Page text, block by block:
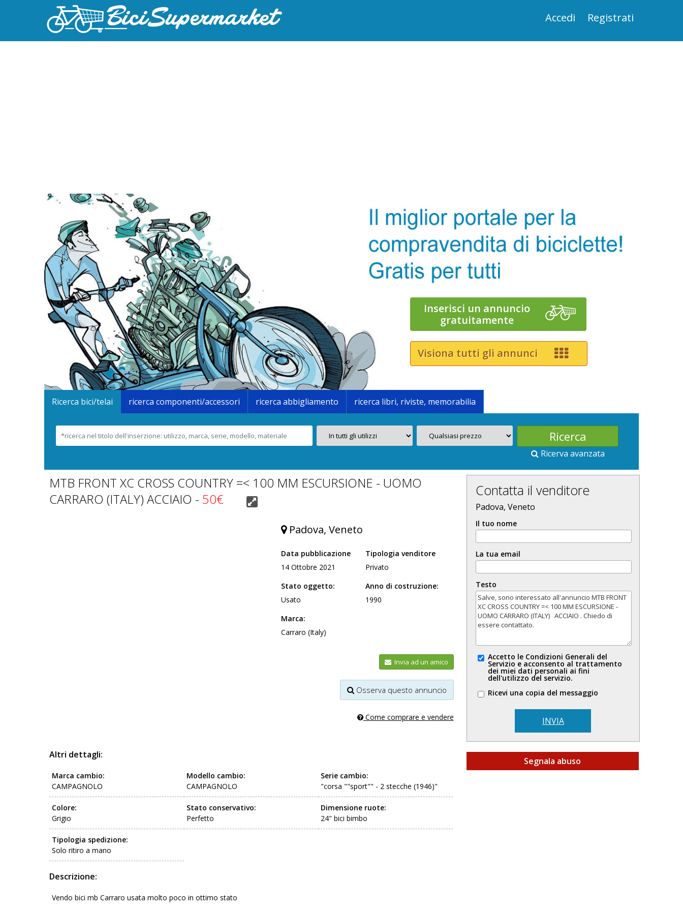
Accedi Registrati
Inserisci un annuncio
gratuitamente
Visiona tutti gli annunci
Ricerca bici/telai ricerca componenti/accessori ricerca abbigliamento ricerca libri, riviste, memorabilia
Ricerva avanzata
MTB FRONT XC CROSS COUNTRY =< 100 MM ESCURSIONE - UOMO
CARRARO (ITALY) ACCIAIO - 50€
Padova, Veneto
Data pubblicazione
14 Ottobre 2021
Tipologia venditore
Privato
Stato oggetto:
Usato
Anno di costruzione:
1990
Marca:
Carraro (Italy)
Invia ad un amico
Osserva questo annuncio
Come comprare e vendere
Altri dettagli:
Marca cambio:
CAMPAGNOLO
Modello cambio:
CAMPAGNOLO
Serie cambio:
"corsa ""sport"" - 2 stecche (1946)"
Colore:
Grigio
Stato conservativo:
Perfetto
Dimensione ruote:
24" bici bimbo
Tipologia spedizione:
Solo ritiro a mano
Descrizione:
Vendo bici mb Carraro usata molto poco in ottimo stato
Contatta il venditore
Padova, Veneto
Il tuo nome
La tua email
Testo
Accetto le Condizioni Generali del
Servizio e acconsento al trattamento
dei miei dati personali ai fini
dell'utilizzo del servizio.
Ricevi una copia del messaggio
INVIA
Segnala abuso